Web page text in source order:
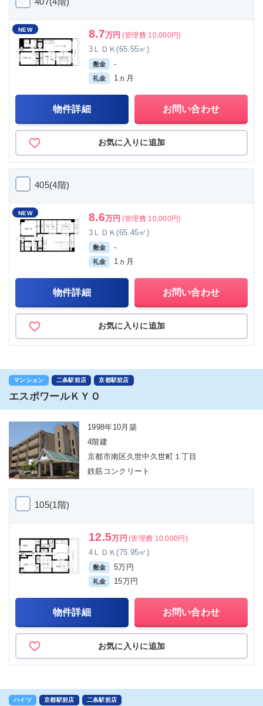
NEW 8.7万円 (管理費 10,000円)
3ＬＤＫ(65.55㎡)
敷金 -
礼金 1ヵ月
物件詳細 お問い合わせ
お気に入りに追加
405(4階)
NEW 8.6万円 (管理費 10,000円)
3ＬＤＫ(65.45㎡)
敷金 -
礼金 1ヵ月
物件詳細 お問い合わせ
お気に入りに追加
マンション 二条駅前店 京都駅前店
エスポワールＫＹＯ
1998年10月築
4階建
京都市南区久世中久世町１丁目
鉄筋コンクリート
105(1階)
12.5万円 (管理費 10,000円)
4ＬＤＫ(75.95㎡)
敷金 5万円
礼金 15万円
物件詳細 お問い合わせ
お気に入りに追加
ハイツ 京都駅前店 二条駅前店